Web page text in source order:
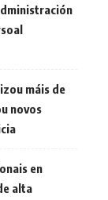
máis de
novos
en
alta